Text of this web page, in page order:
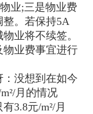
业;三是物业费
。若保持5A
业将不续签。
业费事宜进行
没想到在如今
月的情况
3.8元/m²/月